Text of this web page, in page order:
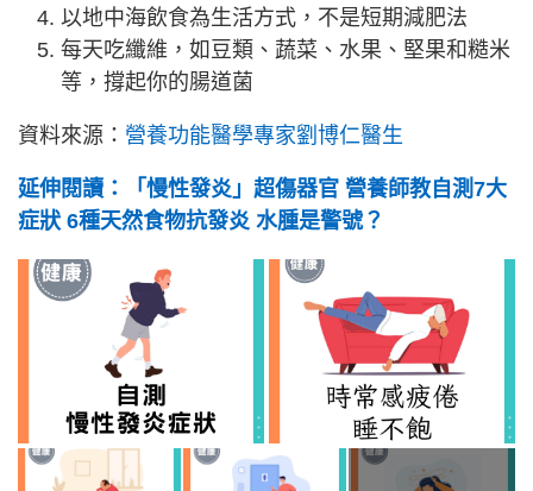
以地中海飲食為生活方式，不是短期減肥法
每天吃纖維，如豆類、蔬菜、水果、堅果和糙米
等，撐起你的腸道菌
資料來源： 營養功能醫學專家劉博仁醫生
延伸閱讀：「慢性發炎」超傷器官 營養師教自測7大
症狀 6種天然食物抗發炎 水腫是警號？